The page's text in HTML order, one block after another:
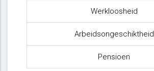
Werkloosheid
Arbeidsongeschiktheid
Pensioen